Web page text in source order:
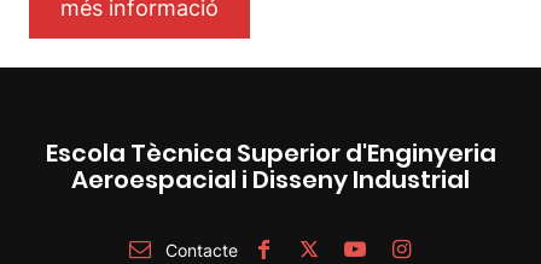
més informació
Escola Tècnica Superior d'Enginyeria
Aeroespacial i Disseny Industrial
Contacte